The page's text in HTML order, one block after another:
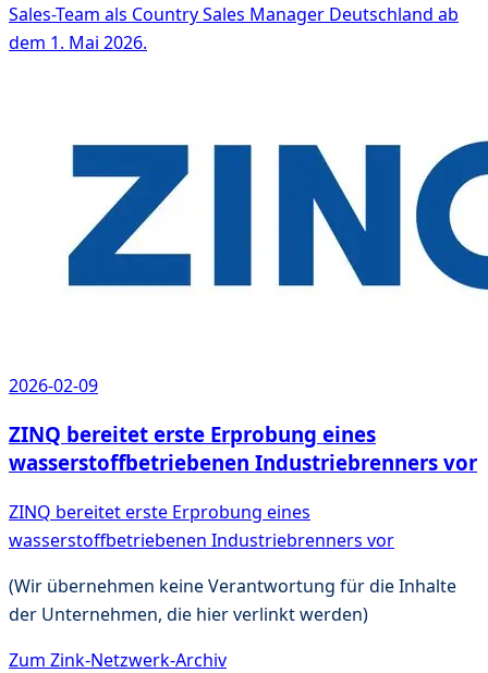
Sales-Team als Country Sales Manager Deutschland ab
dem 1. Mai 2026.
2026-02-09
ZINQ bereitet erste Erprobung eines
wasserstoffbetriebenen Industriebrenners vor
ZINQ bereitet erste Erprobung eines
wasserstoffbetriebenen Industriebrenners vor
(Wir übernehmen keine Verantwortung für die Inhalte
der Unternehmen, die hier verlinkt werden)
Zum Zink-Netzwerk-Archiv